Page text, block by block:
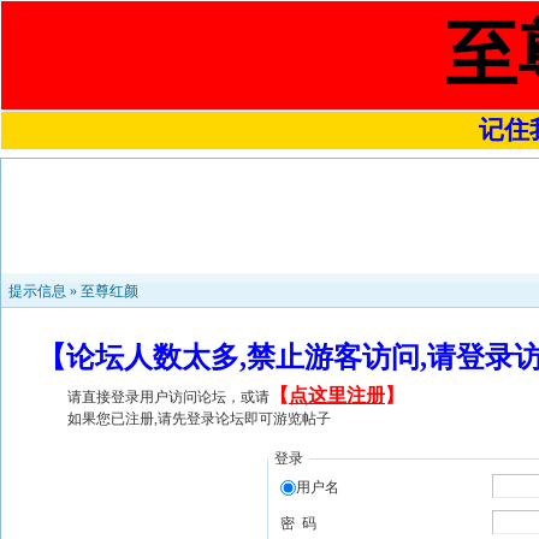
至
记住
提示信息 » 至尊红颜
【论坛人数太多,禁止游客访问,请登
请直接登录用户访问论坛，或请 【 点这里注册】
如果您已注册,请先登录论坛即可游览帖子
登录
用户名
密 码